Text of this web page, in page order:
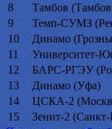
8
Тамбов
9
Темп-СУМЗ
10
Динамо
11
Университет-
12
БАРС-РГЭУ
13
Динамо (Уфа)
14
ЦСКА-2
15
Зенит-2 (Санкт-